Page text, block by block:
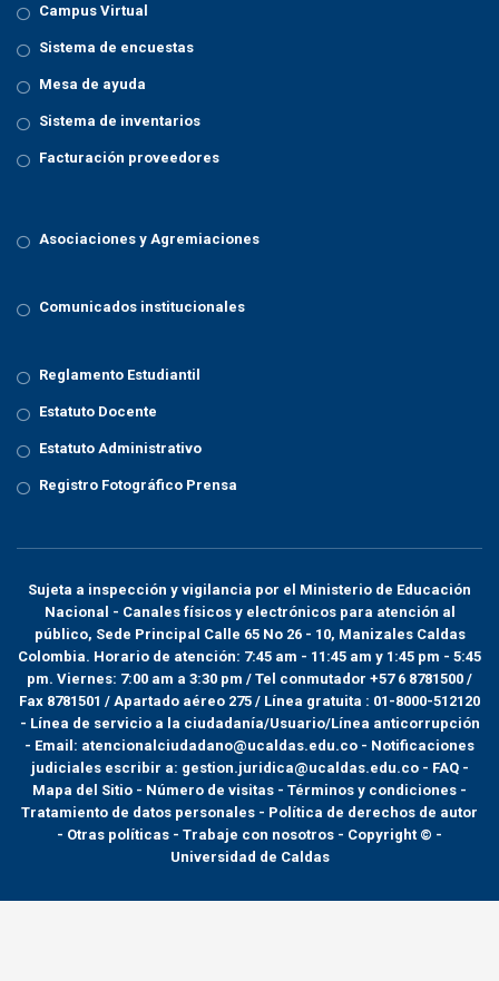
Campus Virtual
Sistema de encuestas
Mesa de ayuda
Sistema de inventarios
Facturación proveedores
Asociaciones y Agremiaciones
Comunicados institucionales
Reglamento Estudiantil
Estatuto Docente
Estatuto Administrativo
Registro Fotográfico Prensa
Sujeta a inspección y vigilancia por el Ministerio de Educación
Nacional - Canales físicos y electrónicos para atención al
público, Sede Principal Calle 65 No 26 - 10, Manizales Caldas
Colombia. Horario de atención: 7:45 am - 11:45 am y 1:45 pm - 5:45
pm. Viernes: 7:00 am a 3:30 pm / Tel conmutador +57 6 8781500 /
Fax 8781501 / Apartado aéreo 275 / Línea gratuita : 01-8000-512120
- Línea de servicio a la ciudadanía/Usuario/Línea anticorrupción
- Email: atencionalciudadano@ucaldas.edu.co - Notificaciones
judiciales escribir a: gestion.juridica@ucaldas.edu.co - FAQ -
Mapa del Sitio - Número de visitas - Términos y condiciones -
Tratamiento de datos personales - Política de derechos de autor
- Otras políticas - Trabaje con nosotros - Copyright © -
Universidad de Caldas